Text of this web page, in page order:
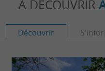
À DÉCOUVRIR
Découvrir